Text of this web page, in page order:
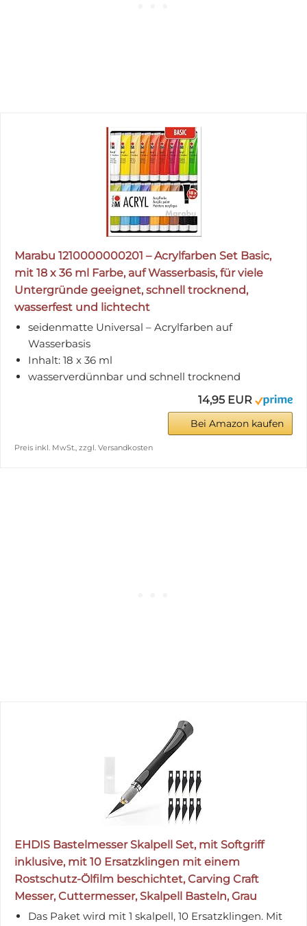
Marabu 1210000000201 – Acrylfarben Set Basic,
mit 18 x 36 ml Farbe, auf Wasserbasis, für viele
Untergründe geeignet, schnell trocknend,
wasserfest und lichtecht
seidenmatte Universal – Acrylfarben auf
Wasserbasis
Inhalt: 18 x 36 ml
wasserverdünnbar und schnell trocknend
14,95 EUR
Bei Amazon kaufen
Preis inkl. MwSt., zzgl. Versandkosten
EHDIS Bastelmesser Skalpell Set, mit Softgriff
inklusive, mit 10 Ersatzklingen mit einem
Rostschutz-Ölfilm beschichtet, Carving Craft
Messer, Cuttermesser, Skalpell Basteln, Grau
Das Paket wird mit 1 skalpell, 10 Ersatzklingen. Mit